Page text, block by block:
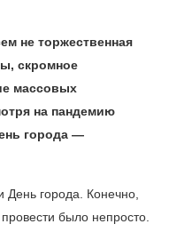
не торжественная
скромное
массовых
на пандемию
города —
День города. Конечно,
было непросто.